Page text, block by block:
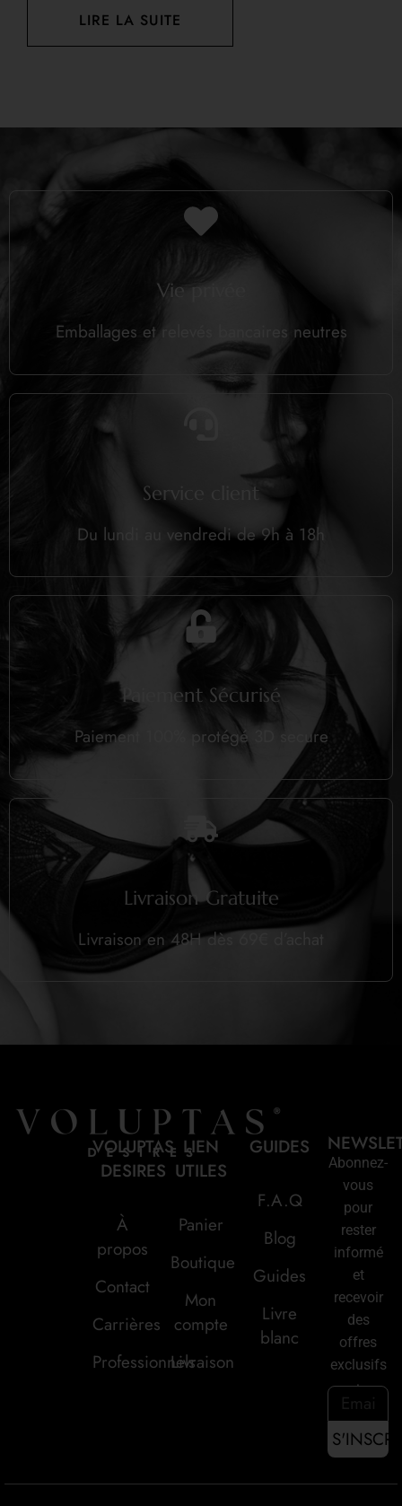
LIRE LA SUITE
Vie privée
Emballages et relevés bancaires neutres
Service client
Du lundi au vendredi de 9h à 18h
Paiement Sécurisé
Paiement 100% protégé 3D secure
Livraison Gratuite
Livraison en 48H dès 69€ d’achat
VOLUPTAS
DESIRES
À
propos
Contact
Carrières
Professionnels
LIEN
UTILES
Panier
Boutique
Mon
compte
Livraison
GUIDES
F.A.Q
Blog
Guides
Livre
blanc
Abonnez-
vous
pour
rester
informé
et
recevoir
des
offres
exclusifs
: